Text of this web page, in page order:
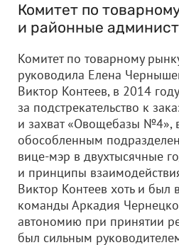
Комитет по
и районные
Комитет по товарному
руководила Елена
Виктор Контеев, в 2014
за подстрекательство к
и захват «Овощебазы №4»,
обособленным
вице-мэр в двухтысячные
и принципы
Виктор Контеев хоть и
команды Аркадия
автономию при принятии
был сильным